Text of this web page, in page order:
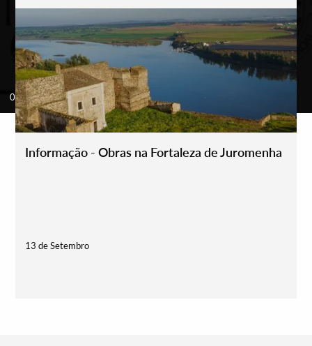
Alandroal – Festival da Juventude e Festas em Honra
de Nossa Senhora da Conceição
03 - 07 Sep '26
Informação - Obras na Fortaleza de Juromenha
13 de Setembro